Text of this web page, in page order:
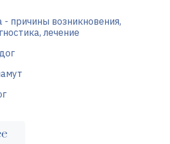
- причины возникновения,
лечение